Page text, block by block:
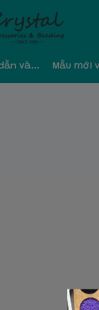
Chia sẻ hướng dẫn và kinh nghiệm Mẫu mới